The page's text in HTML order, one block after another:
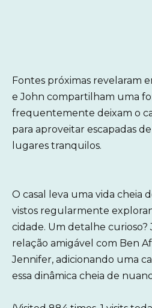
Fontes próximas revelaram
e John compartilham uma
frequentemente deixam o
para aproveitar escapadas
lugares tranquilos.
O casal leva uma vida cheia
vistos regularmente
cidade. Um detalhe
relação amigável com Ben
Jennifer, adicionando uma
essa dinâmica cheia de